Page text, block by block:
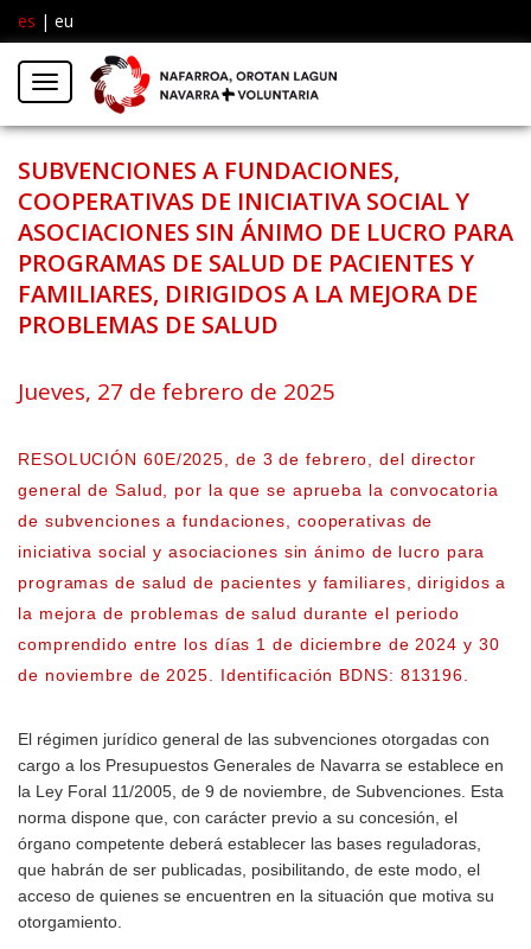
es | eu
Menú
SUBVENCIONES A FUNDACIONES,
COOPERATIVAS DE INICIATIVA SOCIAL Y
ASOCIACIONES SIN ÁNIMO DE LUCRO PARA
PROGRAMAS DE SALUD DE PACIENTES Y
FAMILIARES, DIRIGIDOS A LA MEJORA DE
PROBLEMAS DE SALUD
Jueves, 27 de febrero de 2025
RESOLUCIÓN 60E/2025, de 3 de febrero, del director
general de Salud, por la que se aprueba la convocatoria
de subvenciones a fundaciones, cooperativas de
iniciativa social y asociaciones sin ánimo de lucro para
programas de salud de pacientes y familiares, dirigidos a
la mejora de problemas de salud durante el periodo
comprendido entre los días 1 de diciembre de 2024 y 30
de noviembre de 2025. Identificación BDNS: 813196.
El régimen jurídico general de las subvenciones otorgadas con
cargo a los Presupuestos Generales de Navarra se establece en
la Ley Foral 11/2005, de 9 de noviembre, de Subvenciones. Esta
norma dispone que, con carácter previo a su concesión, el
órgano competente deberá establecer las bases reguladoras,
que habrán de ser publicadas, posibilitando, de este modo, el
acceso de quienes se encuentren en la situación que motiva su
otorgamiento.